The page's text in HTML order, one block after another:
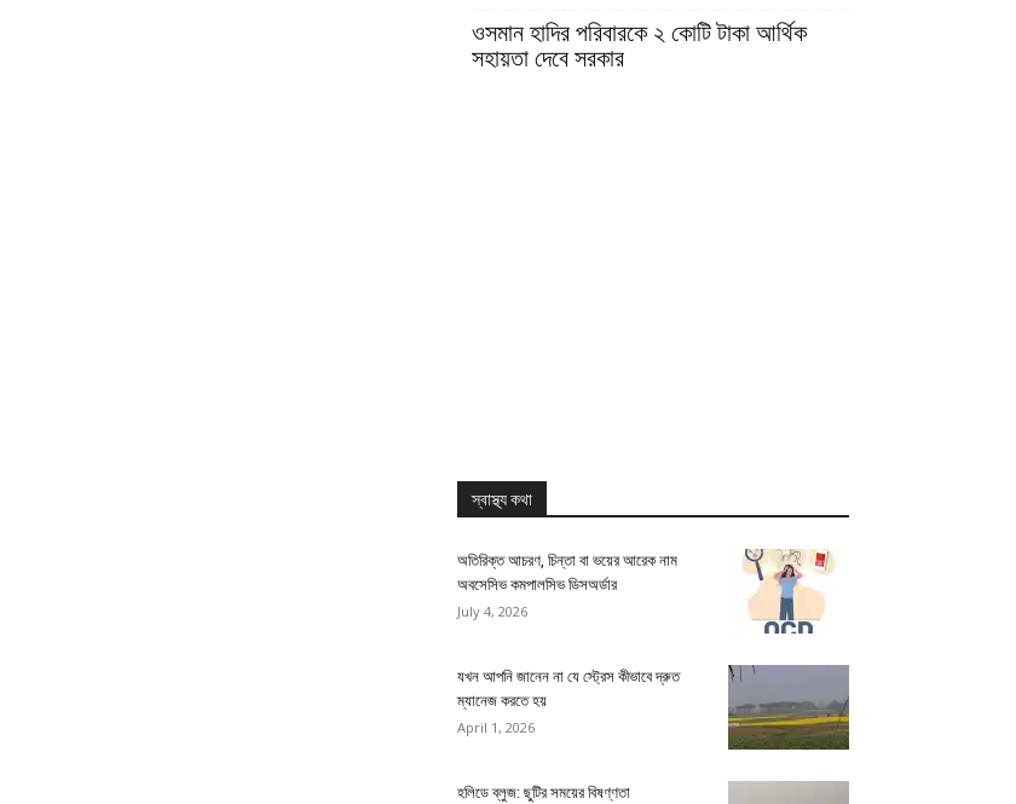
ওসমান হাদির পরিবারকে ২ কোটি টাকা আর্থিক
সহায়তা দেবে সরকার
স্বাস্থ্য কথা
অতিরিক্ত আচরণ, চিন্তা বা ভয়ের আরেক নাম
অবসেসিভ কমপালসিভ ডিসঅর্ডার
July 4, 2026
যখন আপনি জানেন না যে স্ট্রেস কীভাবে দ্রুত
ম্যানেজ করতে হয়
April 1, 2026
হলিডে ব্লুজ: ছুটির সময়ের বিষণ্ণতা